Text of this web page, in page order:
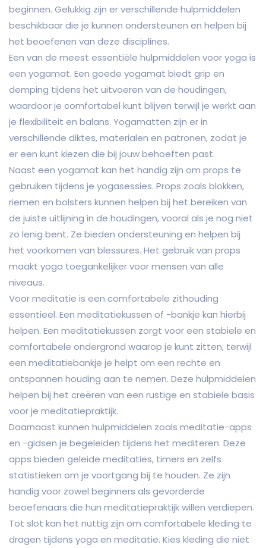
beginnen. Gelukkig zijn er verschillende hulpmiddelen
beschikbaar die je kunnen ondersteunen en helpen bij
het beoefenen van deze disciplines.
Een van de meest essentiële hulpmiddelen voor yoga is
een yogamat. Een goede yogamat biedt grip en
demping tijdens het uitvoeren van de houdingen,
waardoor je comfortabel kunt blijven terwijl je werkt aan
je flexibiliteit en balans. Yogamatten zijn er in
verschillende diktes, materialen en patronen, zodat je
er een kunt kiezen die bij jouw behoeften past.
Naast een yogamat kan het handig zijn om props te
gebruiken tijdens je yogasessies. Props zoals blokken,
riemen en bolsters kunnen helpen bij het bereiken van
de juiste uitlijning in de houdingen, vooral als je nog niet
zo lenig bent. Ze bieden ondersteuning en helpen bij
het voorkomen van blessures. Het gebruik van props
maakt yoga toegankelijker voor mensen van alle
niveaus.
Voor meditatie is een comfortabele zithouding
essentieel. Een meditatiekussen of -bankje kan hierbij
helpen. Een meditatiekussen zorgt voor een stabiele en
comfortabele ondergrond waarop je kunt zitten, terwijl
een meditatiebankje je helpt om een rechte en
ontspannen houding aan te nemen. Deze hulpmiddelen
helpen bij het creëren van een rustige en stabiele basis
voor je meditatiepraktijk.
Daarnaast kunnen hulpmiddelen zoals meditatie-apps
en -gidsen je begeleiden tijdens het mediteren. Deze
apps bieden geleide meditaties, timers en zelfs
statistieken om je voortgang bij te houden. Ze zijn
handig voor zowel beginners als gevorderde
beoefenaars die hun meditatiepraktijk willen verdiepen.
Tot slot kan het nuttig zijn om comfortabele kleding te
dragen tijdens yoga en meditatie. Kies kleding die niet